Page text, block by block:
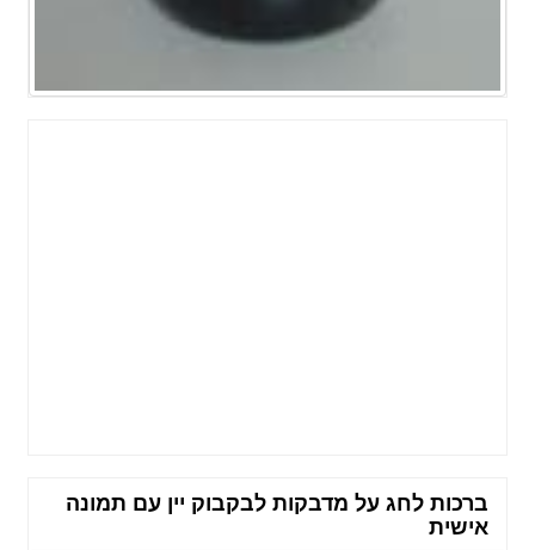
ברכות לחג על מדבקות לבקבוק יין עם תמונה
אישית